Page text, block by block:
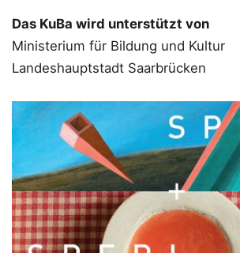
Das KuBa wird unterstützt von
Ministerium für Bildung und Kultur
Landeshauptstadt Saarbrücken